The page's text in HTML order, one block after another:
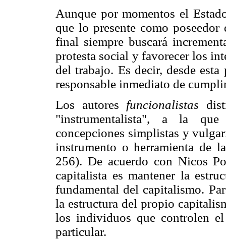
Aunque por momentos el
que lo presente como
final siempre buscará
protesta social y favorecer los
del trabajo. Es decir, desde
responsable inmediato de
Los autores funcionalistas
"instrumentalista", a la
concepciones simplistas y
instrumento o herramienta de
256). De acuerdo con Nicos
capitalista es mantener la
fundamental del capitalismo.
la estructura del propio
los individuos que controlen
particular.